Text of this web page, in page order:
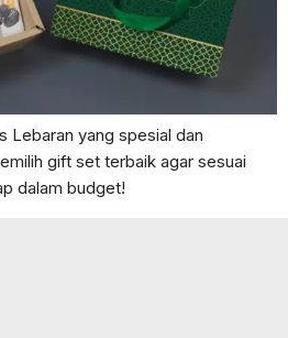
Lebaran yang spesial dan
gift set terbaik agar sesuai
dalam budget!